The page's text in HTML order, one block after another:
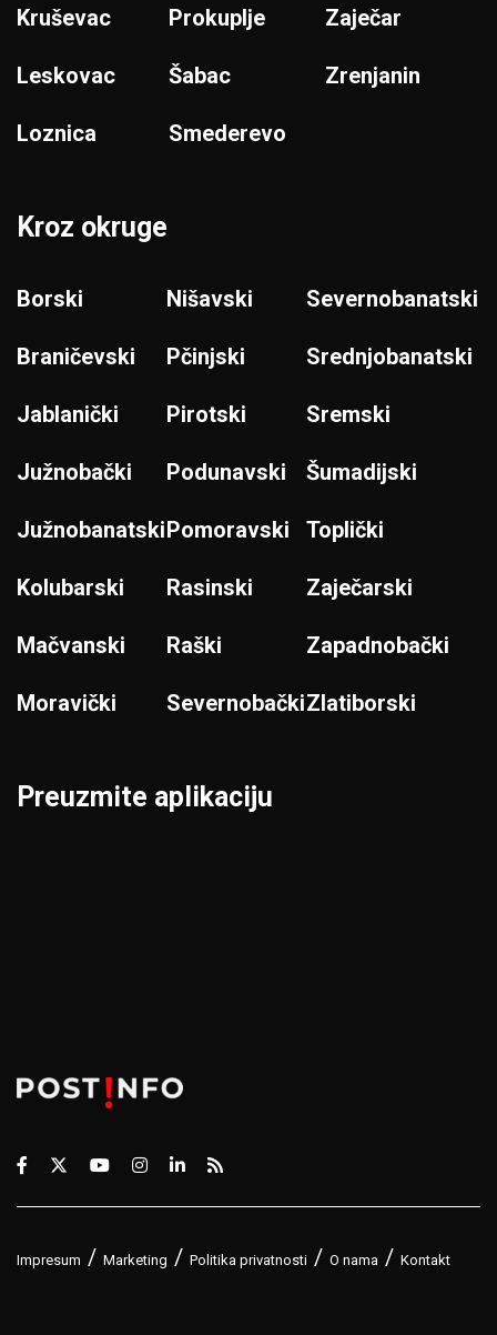
Kruševac
Leskovac
Loznica
Prokuplje
Šabac
Smederevo
Zaječar
Zrenjanin
Kroz okruge
Borski
Braničevski
Jablanički
Južnobački
Južnobanatski
Kolubarski
Mačvanski
Moravički
Nišavski
Pčinjski
Pirotski
Podunavski
Pomoravski
Rasinski
Raški
Severnobački
Severnobanatski
Srednjobanatski
Sremski
Šumadijski
Toplički
Zaječarski
Zapadnobački
Zlatiborski
Preuzmite aplikaciju
Impresum Marketing Politika privatnosti O nama Kontakt